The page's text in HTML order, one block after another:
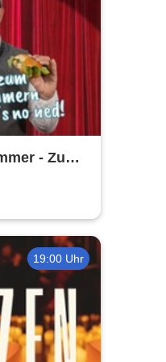
- Zum
ned
19:00 Uhr